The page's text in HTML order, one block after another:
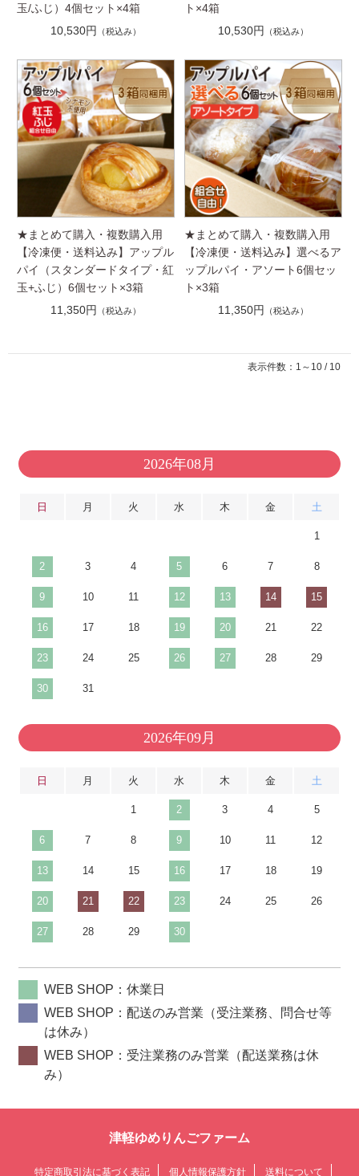
玉/ふじ）4個セット×4箱
10,530円
（税込み）
ト×4箱
10,530円
（税込み）
★まとめて購入・複数購入用
【冷凍便・送料込み】アップル
パイ（スタンダードタイプ・紅
玉+ふじ）6個セット×3箱
11,350円
（税込み）
★まとめて購入・複数購入用
【冷凍便・送料込み】選べるア
ップルパイ・アソート6個セッ
ト×3箱
11,350円
（税込み）
表示件数：1～10 / 10
2026年08月
日 月 火 水 木 金 土
1
2 3 4 5 6 7 8
9 10 11 12 13 14 15
16 17 18 19 20 21 22
23 24 25 26 27 28 29
30 31
2026年09月
日 月 火 水 木 金 土
1 2 3 4 5
6 7 8 9 10 11 12
13 14 15 16 17 18 19
20 21 22 23 24 25 26
27 28 29 30
WEB SHOP：休業日
WEB SHOP：配送のみ営業（受注業務、問合せ等
は休み）
WEB SHOP：受注業務のみ営業（配送業務は休
み）
津軽ゆめりんごファーム
特定商取引法に基づく表記 個人情報保護方針 送料について